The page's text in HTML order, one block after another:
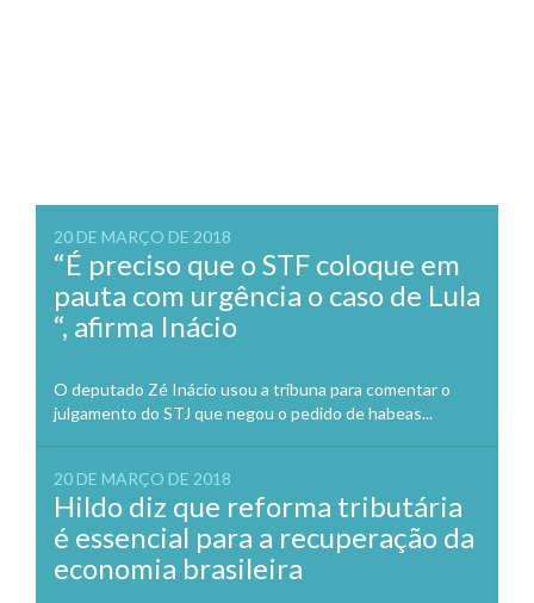
20 DE MARÇO DE 2018
“É preciso que o STF coloque em
pauta com urgência o caso de Lula
“, afirma Inácio
O deputado Zé Inácio usou a tribuna para comentar o
julgamento do STJ que negou o pedido de habeas...
20 DE MARÇO DE 2018
Hildo diz que reforma tributária
é essencial para a recuperação da
economia brasileira